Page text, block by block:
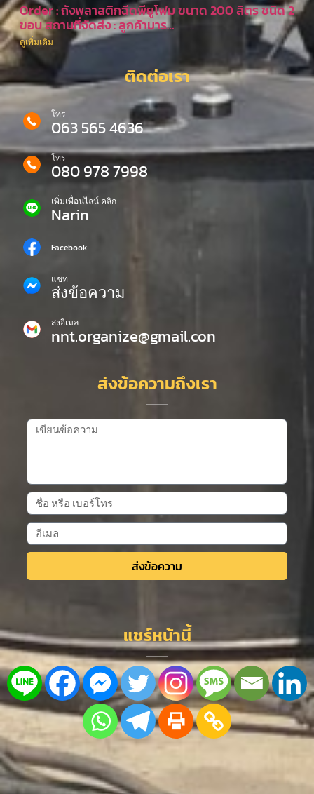
Order : ถังพลาสติกฉีดพียูโฟม ขนาด 200 ลิตร ชนิด 2
ขอบ สถานที่จัดส่ง : ลูกค้ามาร…
ดูเพิ่มเติม
ติดต่อเรา
โทร
063 565 4636
โทร
080 978 7998
เพิ่มเพื่อนไลน์ คลิก
Narin
Facebook
แชท
ส่งข้อความ
ส่งอีเมล
nnt.organize@gmail.con
ส่งข้อความถึงเรา
ส่งข้อความ
แชร์หน้านี้